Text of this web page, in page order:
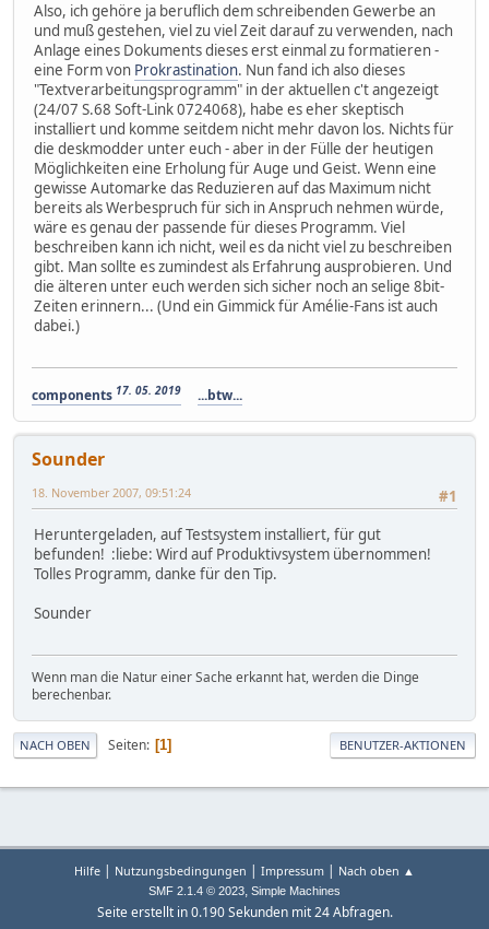
Also, ich gehöre ja beruflich dem schreibenden Gewerbe an
und muß gestehen, viel zu viel Zeit darauf zu verwenden, nach
Anlage eines Dokuments dieses erst einmal zu formatieren -
eine Form von Prokrastination. Nun fand ich also dieses
"Textverarbeitungsprogramm" in der aktuellen c't angezeigt
(24/07 S.68 Soft-Link 0724068), habe es eher skeptisch
installiert und komme seitdem nicht mehr davon los. Nichts für
die deskmodder unter euch - aber in der Fülle der heutigen
Möglichkeiten eine Erholung für Auge und Geist. Wenn eine
gewisse Automarke das Reduzieren auf das Maximum nicht
bereits als Werbespruch für sich in Anspruch nehmen würde,
wäre es genau der passende für dieses Programm. Viel
beschreiben kann ich nicht, weil es da nicht viel zu beschreiben
gibt. Man sollte es zumindest als Erfahrung ausprobieren. Und
die älteren unter euch werden sich sicher noch an selige 8bit-
Zeiten erinnern... (Und ein Gimmick für Amélie-Fans ist auch
dabei.)
components 17. 05. 2019 ...btw...
Sounder
#1
18. November 2007, 09:51:24
Heruntergeladen, auf Testsystem installiert, für gut
befunden! :liebe: Wird auf Produktivsystem übernommen!
Tolles Programm, danke für den Tip.
Sounder
Wenn man die Natur einer Sache erkannt hat, werden die Dinge
berechenbar.
NACH OBEN Seiten 1 BENUTZER-AKTIONEN
Hilfe | Nutzungsbedingungen | Impressum | Nach oben ▲
SMF 2.1.4 © 2023, Simple Machines
Seite erstellt in 0.190 Sekunden mit 24 Abfragen.